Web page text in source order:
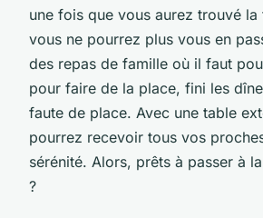
une fois que vous aurez trouvé
vous ne pourrez plus vous en
des repas de famille où il faut
pour faire de la place, fini les
faute de place. Avec une table
pourrez recevoir tous vos
sérénité. Alors, prêts à passer à
?